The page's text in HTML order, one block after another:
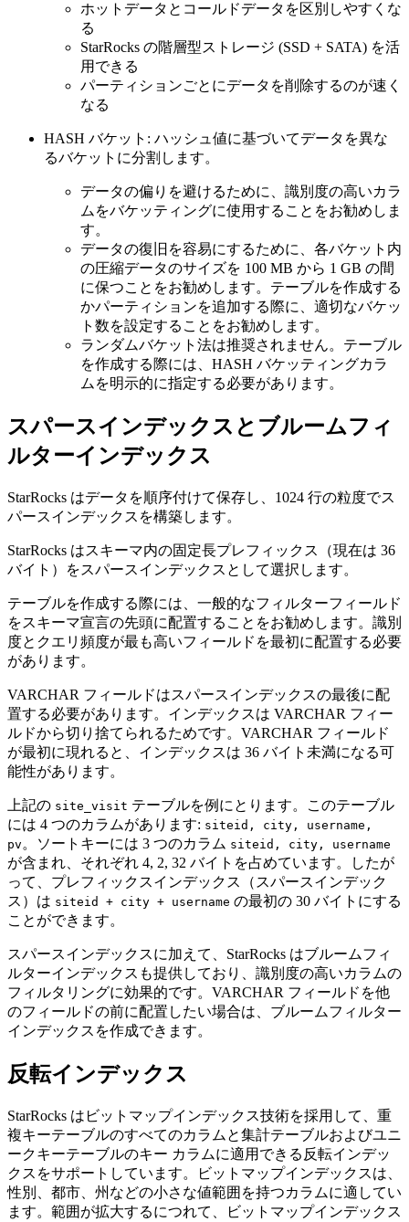
ホットデータとコールドデータを区別しやすくな
る
StarRocks の階層型ストレージ (SSD + SATA) を活
用できる
パーティションごとにデータを削除するのが速く
なる
HASH バケット: ハッシュ値に基づいてデータを異な
るバケットに分割します。
データの偏りを避けるために、識別度の高いカラ
ムをバケッティングに使用することをお勧めしま
す。
データの復旧を容易にするために、各バケット内
の圧縮データのサイズを 100 MB から 1 GB の間
に保つことをお勧めします。テーブルを作成する
かパーティションを追加する際に、適切なバケッ
ト数を設定することをお勧めします。
ランダムバケット法は推奨されません。テーブル
を作成する際には、HASH バケッティングカラ
ムを明示的に指定する必要があります。
スパースインデックスとブルームフィ
ルターインデックス
StarRocks はデータを順序付けて保存し、1024 行の粒度でス
パースインデックスを構築します。
StarRocks はスキーマ内の固定長プレフィックス（現在は 36
バイト）をスパースインデックスとして選択します。
テーブルを作成する際には、一般的なフィルターフィールド
をスキーマ宣言の先頭に配置することをお勧めします。識別
度とクエリ頻度が最も高いフィールドを最初に配置する必要
があります。
VARCHAR フィールドはスパースインデックスの最後に配
置する必要があります。インデックスは VARCHAR フィー
ルドから切り捨てられるためです。VARCHAR フィールド
が最初に現れると、インデックスは 36 バイト未満になる可
能性があります。
上記の site_visit テーブルを例にとります。このテーブル
には 4 つのカラムがあります: siteid, city, username,
pv 。ソートキーには 3 つのカラム siteid, city, username
が含まれ、それぞれ 4, 2, 32 バイトを占めています。したが
って、プレフィックスインデックス（スパースインデック
ス）は siteid + city + username の最初の 30 バイトにする
ことができます。
スパースインデックスに加えて、StarRocks はブルームフィ
ルターインデックスも提供しており、識別度の高いカラムの
フィルタリングに効果的です。VARCHAR フィールドを他
のフィールドの前に配置したい場合は、ブルームフィルター
インデックスを作成できます。
反転インデックス
StarRocks はビットマップインデックス技術を採用して、重
複キーテーブルのすべてのカラムと集計テーブルおよびユニ
ークキーテーブルのキー カラムに適用できる反転インデッ
クスをサポートしています。ビットマップインデックスは、
性別、都市、州などの小さな値範囲を持つカラムに適してい
ます。範囲が拡大するにつれて、ビットマップインデックス